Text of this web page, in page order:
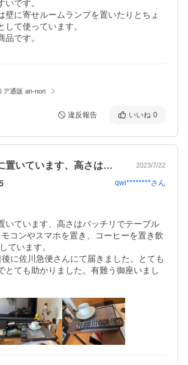
いです。
壁に寄せルームランプを置いたりとちょ
して使っています。
品です。
ア通販 an-non
違反報告 いいね 0
ベッドサイドに置いています、高さはバッ… 2023/7/22
qwi********さん
いています、高さはバッチリでテーブル
コンやスマホを置き、コーヒーを置き飲
ています。
に佐川急便さんにて届きました。とても
とても助かりました。有難う御座いまし